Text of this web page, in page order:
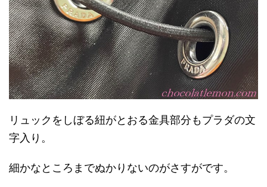
リュックをしぼる紐がとおる金具部分もプラダの文
字入り。
細かなところまでぬかりないのがさすがです。